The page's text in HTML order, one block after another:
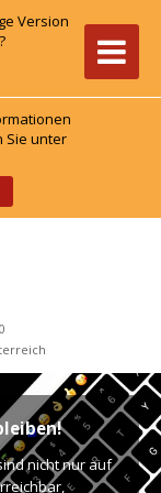
Version
Sie unter
nicht nur auf